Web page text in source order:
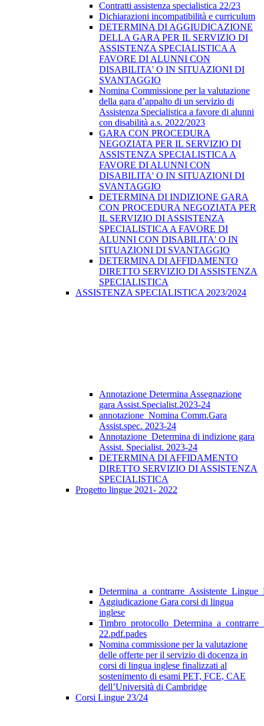
Contratti assistenza specialistica 22/23
Dichiarazioni incompatibilità e curriculum
DETERMINA DI AGGIUDICAZIONE
DELLA GARA PER IL SERVIZIO DI
ASSISTENZA SPECIALISTICA A
FAVORE DI ALUNNI CON
DISABILITA' O IN SITUAZIONI DI
SVANTAGGIO
Nomina Commissione per la valutazione
della gara d’appalto di un servizio di
Assistenza Specialistica a favore di alunni
con disabilità a.s. 2022/2023
GARA CON PROCEDURA
NEGOZIATA PER IL SERVIZIO DI
ASSISTENZA SPECIALISTICA A
FAVORE DI ALUNNI CON
DISABILITA' O IN SITUAZIONI DI
SVANTAGGIO
DETERMINA DI INDIZIONE GARA
CON PROCEDURA NEGOZIATA PER
IL SERVIZIO DI ASSISTENZA
SPECIALISTICA A FAVORE DI
ALUNNI CON DISABILITA' O IN
SITUAZIONI DI SVANTAGGIO
DETERMINA DI AFFIDAMENTO
DIRETTO SERVIZIO DI ASSISTENZA
SPECIALISTICA
ASSISTENZA SPECIALISTICA 2023/2024
Annotazione Determina Assegnazione
gara Assist.Specialist.2023-24
annotazione_Nomina Comm.Gara
Assist.spec. 2023-24
Annotazione_Determina di indizione gara
Assist. Specialist. 2023-24
DETERMINA DI AFFIDAMENTO
DIRETTO SERVIZIO DI ASSISTENZA
SPECIALISTICA
Progetto lingue 2021- 2022
Aggiudicazione Gara corsi di lingua
inglese
22.pdf.pades
Nomina commissione per la valutazione
delle offerte per il servizio di docenza in
corsi di lingua inglese finalizzati al
sostenimento di esami PET, FCE, CAE
dell’Università di Cambridge
Corsi Lingue 23/24